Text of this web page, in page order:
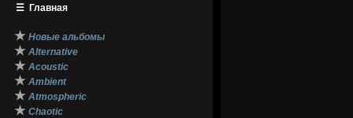
☰ Главная
★ Новые альбомы
★ Alternative
★ Acoustic
★ Ambient
★ Atmospheric
★ Chaotic